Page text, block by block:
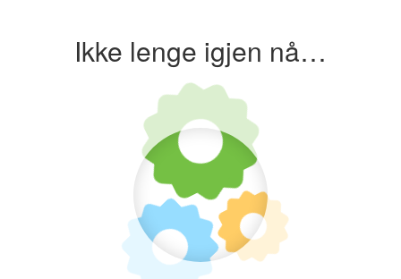
Ikke lenge igjen nå…